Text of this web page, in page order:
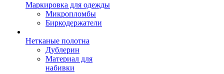
Маркировка для одежды
Микропломбы
Биркодержатели
Нетканые полотна
Дублерин
Материал для
набивки